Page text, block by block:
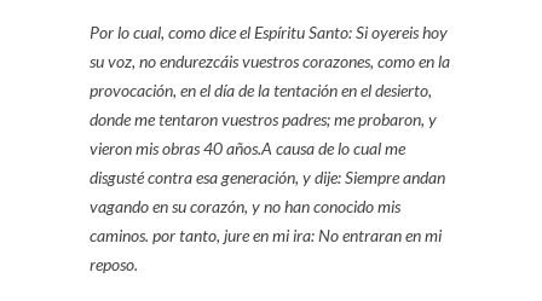
Por lo cual, como dice el Espíritu Santo: Si oyereis hoy
su voz, no endurezcáis vuestros corazones, como en la
provocación, en el día de la tentación en el desierto,
donde me tentaron vuestros padres; me probaron, y
vieron mis obras 40 años.A causa de lo cual me
disgusté contra esa generación, y dije: Siempre andan
vagando en su corazón, y no han conocido mis
caminos. por tanto, jure en mi ira: No entraran en mi
reposo.